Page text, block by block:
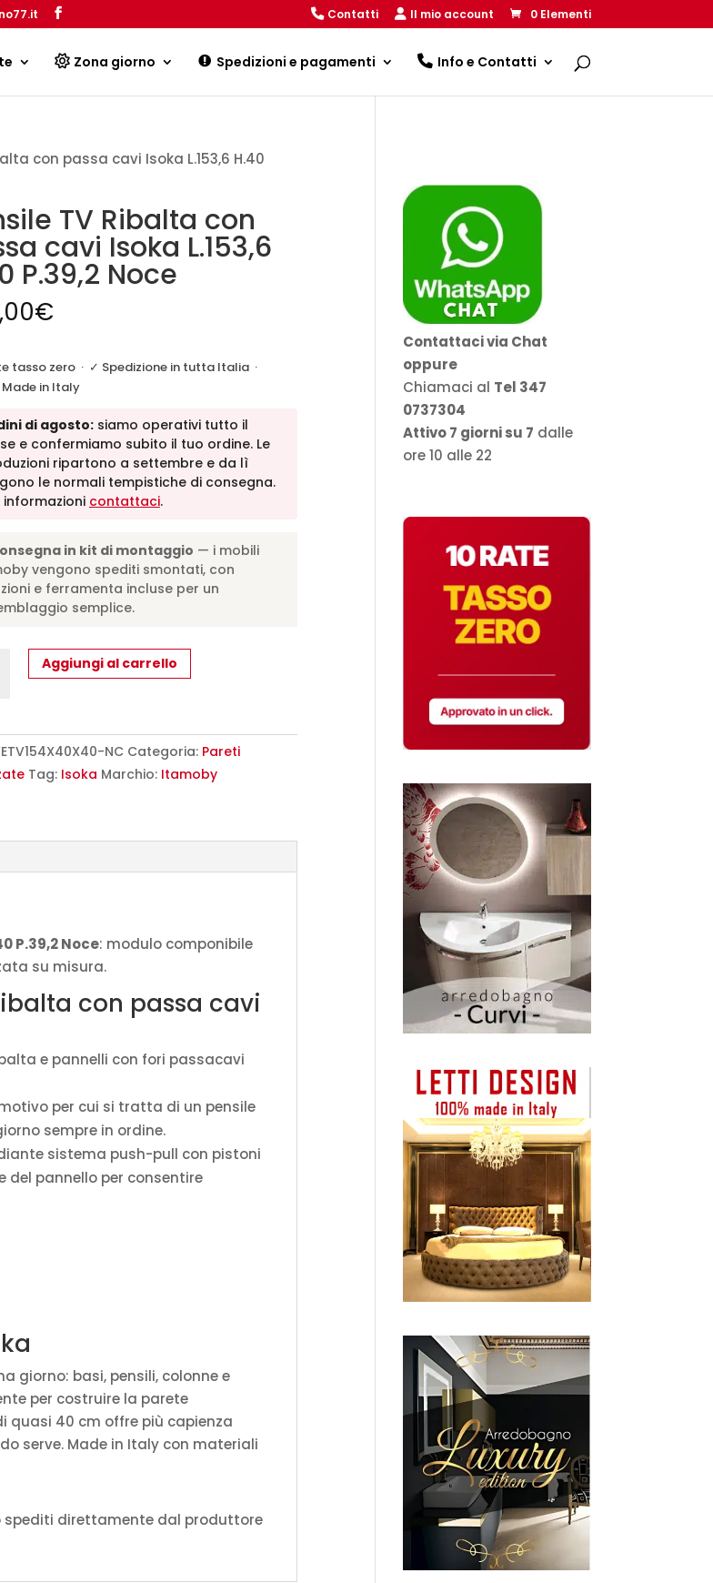
Contatti Il mio account 0 Elementi
Zona giorno Spedizioni e pagamenti Info e Contatti
Products
con passa cavi Isoka L.153,6 H.40
TV Ribalta con
cavi Isoka L.153,6
P.39,2 Noce
€
tasso zero· ✓ Spedizione in tutta Italia·
Made in Italy
di agosto:siamo operativi tutto il
e confermiamo subito il tuo ordine. Le
ripartono a settembre e da lì
le normali tempistiche di consegna.
informazioni contattaci.
in kit di montaggio — i mobili
vengono spediti smontati, con
e ferramenta incluse per un
semplice.
Aggiungi al carrello
NC Categoria: Pareti
Tag: Isoka Marchio: Itamoby
P.39,2 Noce: modulo componibile
su misura.
con passa cavi
e pannelli con fori passacavi
per cui si tratta di un pensile
sempre in ordine.
sistema push-pull con pistoni
del pannello per consentire
giorno: basi, pensili, colonne e
per costruire la parete
40 cm offre più capienza
serve. Made in Italy con materiali
direttamente dal produttore
Contattaci via Chat
oppure
Chiamaci al Tel 347
0737304
Attivo 7 giorni su 7 dalle
ore 10 alle 22